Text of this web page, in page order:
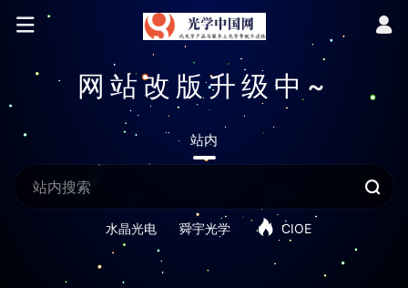
网站改版升级中~
站内
水晶光电 舜宇光学 CIOE